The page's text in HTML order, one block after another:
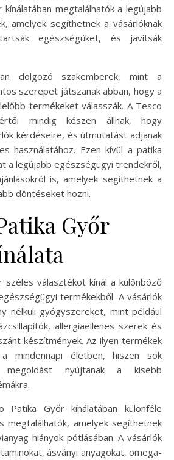
megtalálhatók a legújabb
amelyek segíthetnek a vásárlóknak
egészségüket, és javítsák
dolgozó szakemberek, mint a
szerepet játszanak abban, hogy a
termékeket válasszák. A Tesco
mindig készen állnak, hogy
kérdéseire, és útmutatást adjanak
használatához. Ezen kívül a patika
a legújabb egészségügyi trendekről,
is, amelyek segíthetnek a
döntéseket hozni.
Győr
széles választékot kínál a különböző
termékekből. A vásárlók
nélküli gyógyszereket, mint például
allergiaellenes szerek és
készítmények. Az ilyen termékek
mindennapi életben, hiszen sok
megoldást nyújtanak a kisebb
Patika Győr kínálatában különféle
megtalálhatók, amelyek segíthetnek
hiányok pótlásában. A vásárlók
ásványi anyagokat, omega-